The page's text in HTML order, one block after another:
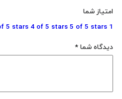
امتیاز شما
1 of 5 stars
5 stars 4 of 5 stars 5 of 5 stars
دیدگاه شما *